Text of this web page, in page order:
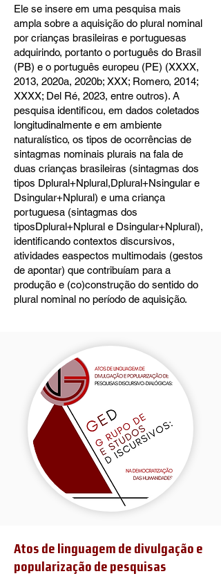
Ele se insere em uma pesquisa mais
ampla sobre a aquisição do plural nominal
por crianças brasileiras e portuguesas
adquirindo, portanto o português do Brasil
(PB) e o português europeu (PE) (XXXX,
2013, 2020a, 2020b; XXX; Romero, 2014;
XXXX; Del Ré, 2023, entre outros). A
pesquisa identificou, em dados coletados
longitudinalmente e em ambiente
naturalístico, os tipos de ocorrências de
sintagmas nominais plurais na fala de
duas crianças brasileiras (sintagmas dos
tipos Dplural+Nplural,Dplural+Nsingular e
Dsingular+Nplural) e uma criança
portuguesa (sintagmas dos
tiposDplural+Nplural e Dsingular+Nplural),
identificando contextos discursivos,
atividades easpectos multimodais (gestos
de apontar) que contribuíam para a
produção e (co)construção do sentido do
plural nominal no período de aquisição.
Atos de linguagem de divulgação e
popularização de pesquisas